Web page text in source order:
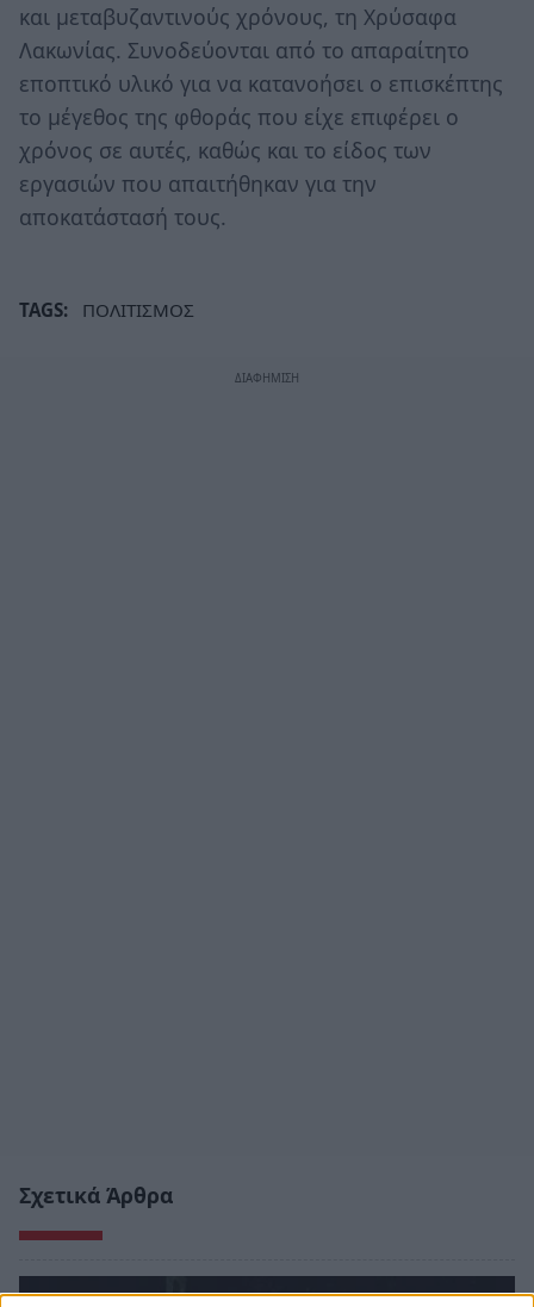
και μεταβυζαντινούς χρόνους, τη Χρύσαφα
Λακωνίας. Συνοδεύονται από το απαραίτητο
εποπτικό υλικό για να κατανοήσει ο επισκέπτης
το μέγεθος της φθοράς που είχε επιφέρει ο
χρόνος σε αυτές, καθώς και το είδος των
εργασιών που απαιτήθηκαν για την
αποκατάστασή τους.
TAGS: ΠΟΛΙΤΙΣΜΟΣ
Σχετικά Άρθρα